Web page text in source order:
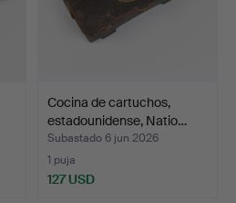
Cocina de cartuchos,
estadounidense, Natio…
Subastado 6 jun 2026
1 puja
127 USD